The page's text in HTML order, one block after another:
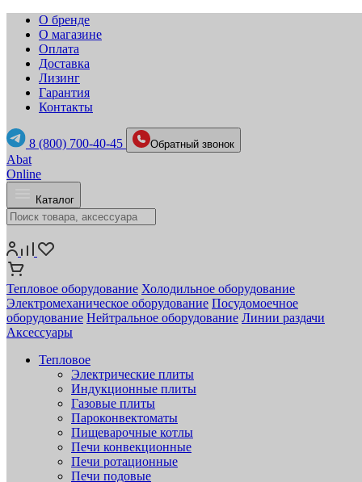
О бренде
О магазине
Оплата
Доставка
Лизинг
Гарантия
Контакты
8 (800) 700-40-45 Обратный звонок
Abat
Online
Каталог
Тепловое оборудование Холодильное оборудование
Электромеханическое оборудование Посудомоечное
оборудование Нейтральное оборудование Линии раздачи
Аксессуары
Тепловое
Электрические плиты
Индукционные плиты
Газовые плиты
Пароконвектоматы
Пищеварочные котлы
Печи конвекционные
Печи ротационные
Печи подовые